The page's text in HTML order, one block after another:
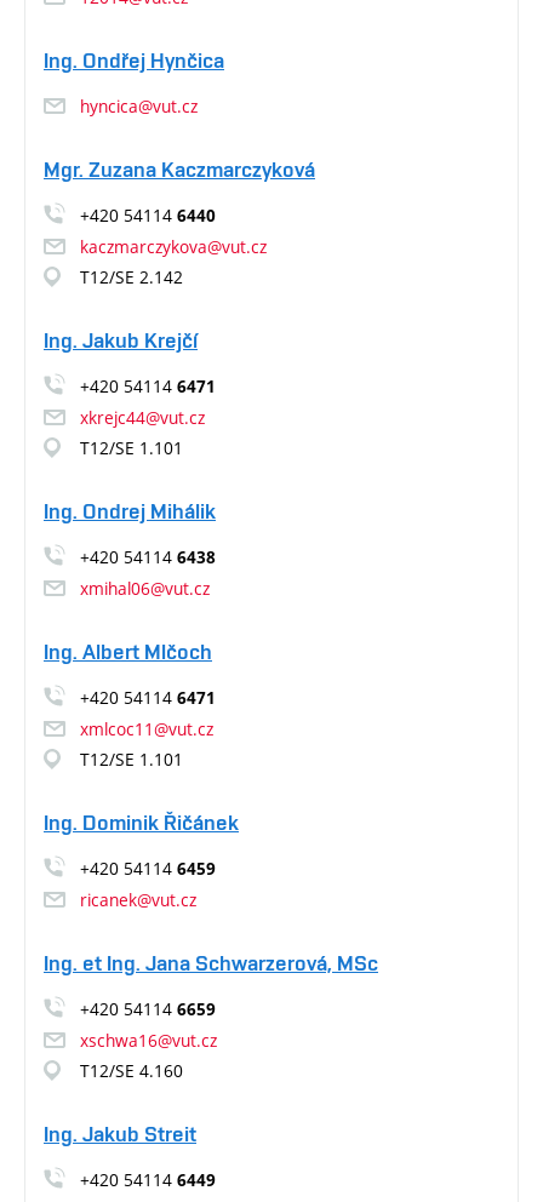
Ing. Ondřej Hynčica
hyncica@vut.cz
Mgr. Zuzana Kaczmarczyková
+420 54114 6440
kaczmarczykova@vut.cz
T12/SE 2.142
Ing. Jakub Krejčí
+420 54114 6471
xkrejc44@vut.cz
T12/SE 1.101
Ing. Ondrej Mihálik
+420 54114 6438
xmihal06@vut.cz
Ing. Albert Mlčoch
+420 54114 6471
xmlcoc11@vut.cz
T12/SE 1.101
Ing. Dominik Řičánek
+420 54114 6459
ricanek@vut.cz
Ing. et Ing. Jana Schwarzerová, MSc
+420 54114 6659
xschwa16@vut.cz
T12/SE 4.160
Ing. Jakub Streit
+420 54114 6449